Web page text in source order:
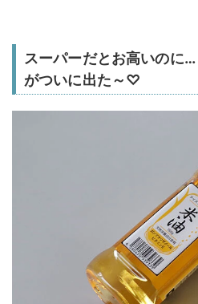
スーパーだとお高いのに
がついに出た～♡